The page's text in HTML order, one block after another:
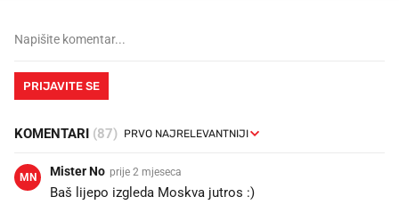
PRIJAVITE SE
KOMENTARI (87)
MN Mister No prije 2 mjeseca
Baš lijepo izgleda Moskva jutros :)